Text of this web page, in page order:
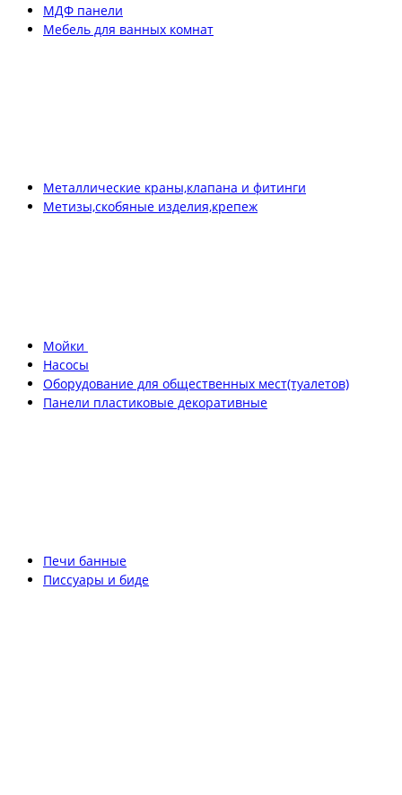
МДФ панели
Мебель для ванных комнат
Металлические краны,клапана и фитинги
Метизы,скобяные изделия,крепеж
Мойки
Насосы
Оборудование для общественных мест(туалетов)
Панели пластиковые декоративные
Печи банные
Писсуары и биде